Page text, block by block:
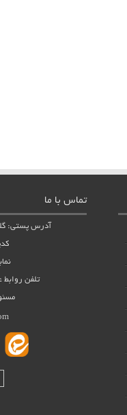
تماس با ما
آدرس پستی:
نمابر :
تلفن روابط عمومی